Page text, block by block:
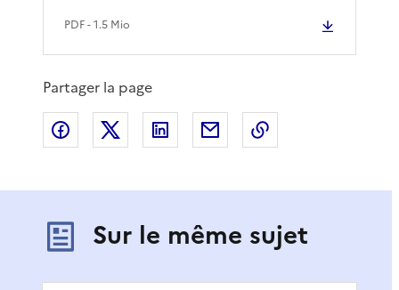
PDF- 1.5 Mio
Partager la page
Partager sur Facebook
Partager sur XPartager sur LinkedIn
Partager par email
Sur le même sujet